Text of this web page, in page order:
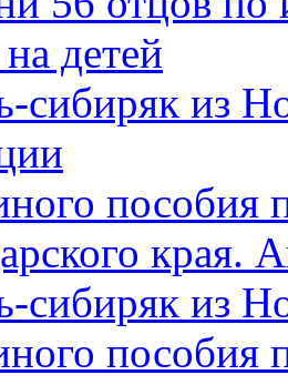
детей
сибиряк из
пособия
края.
сибиряк из
пособия